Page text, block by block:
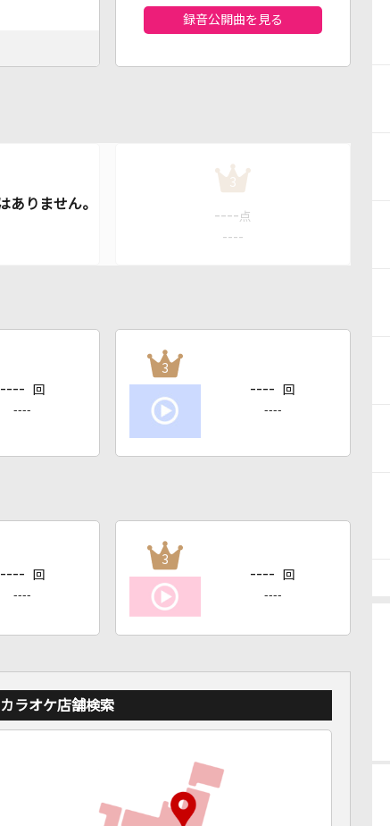
録音公開曲を見る
3
---- 点
----
---- 回
----
3
---- 回
----
---- 回
----
3
---- 回
----
カラオケ店舗検索